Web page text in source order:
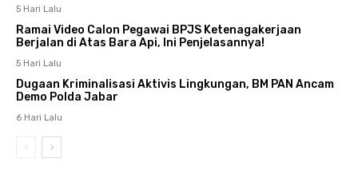
5 Hari Lalu
Ramai Video Calon Pegawai BPJS Ketenagakerjaan
Berjalan di Atas Bara Api, Ini Penjelasannya!
5 Hari Lalu
Dugaan Kriminalisasi Aktivis Lingkungan, BM PAN Ancam
Demo Polda Jabar
6 Hari Lalu